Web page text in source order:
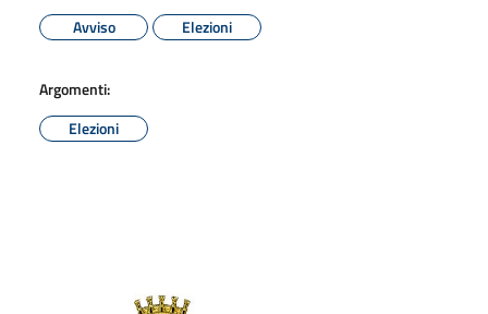
Avviso
Elezioni
Argomenti:
Elezioni